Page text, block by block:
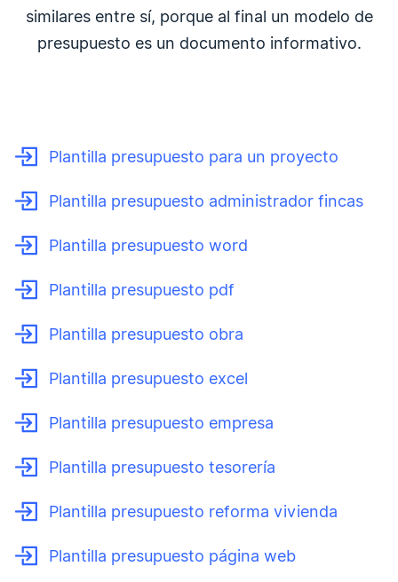
similares entre sí, porque al final un modelo de
presupuesto es un documento informativo.
Plantilla presupuesto para un proyecto
Plantilla presupuesto administrador fincas
Plantilla presupuesto word
Plantilla presupuesto pdf
Plantilla presupuesto obra
Plantilla presupuesto excel
Plantilla presupuesto empresa
Plantilla presupuesto tesorería
Plantilla presupuesto reforma vivienda
Plantilla presupuesto página web